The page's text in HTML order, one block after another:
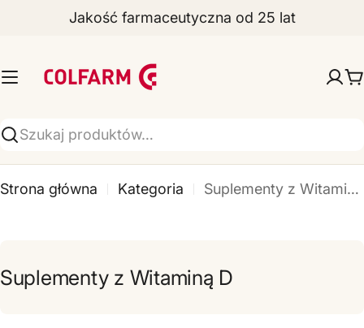
Przejdź
treści
Jakość farmaceutyczna od 25 lat
ł
a
d
a
Wyszukiwarka
Strona główna Kategoria Suplementy z Witaminą D
Suplementy z Witaminą D